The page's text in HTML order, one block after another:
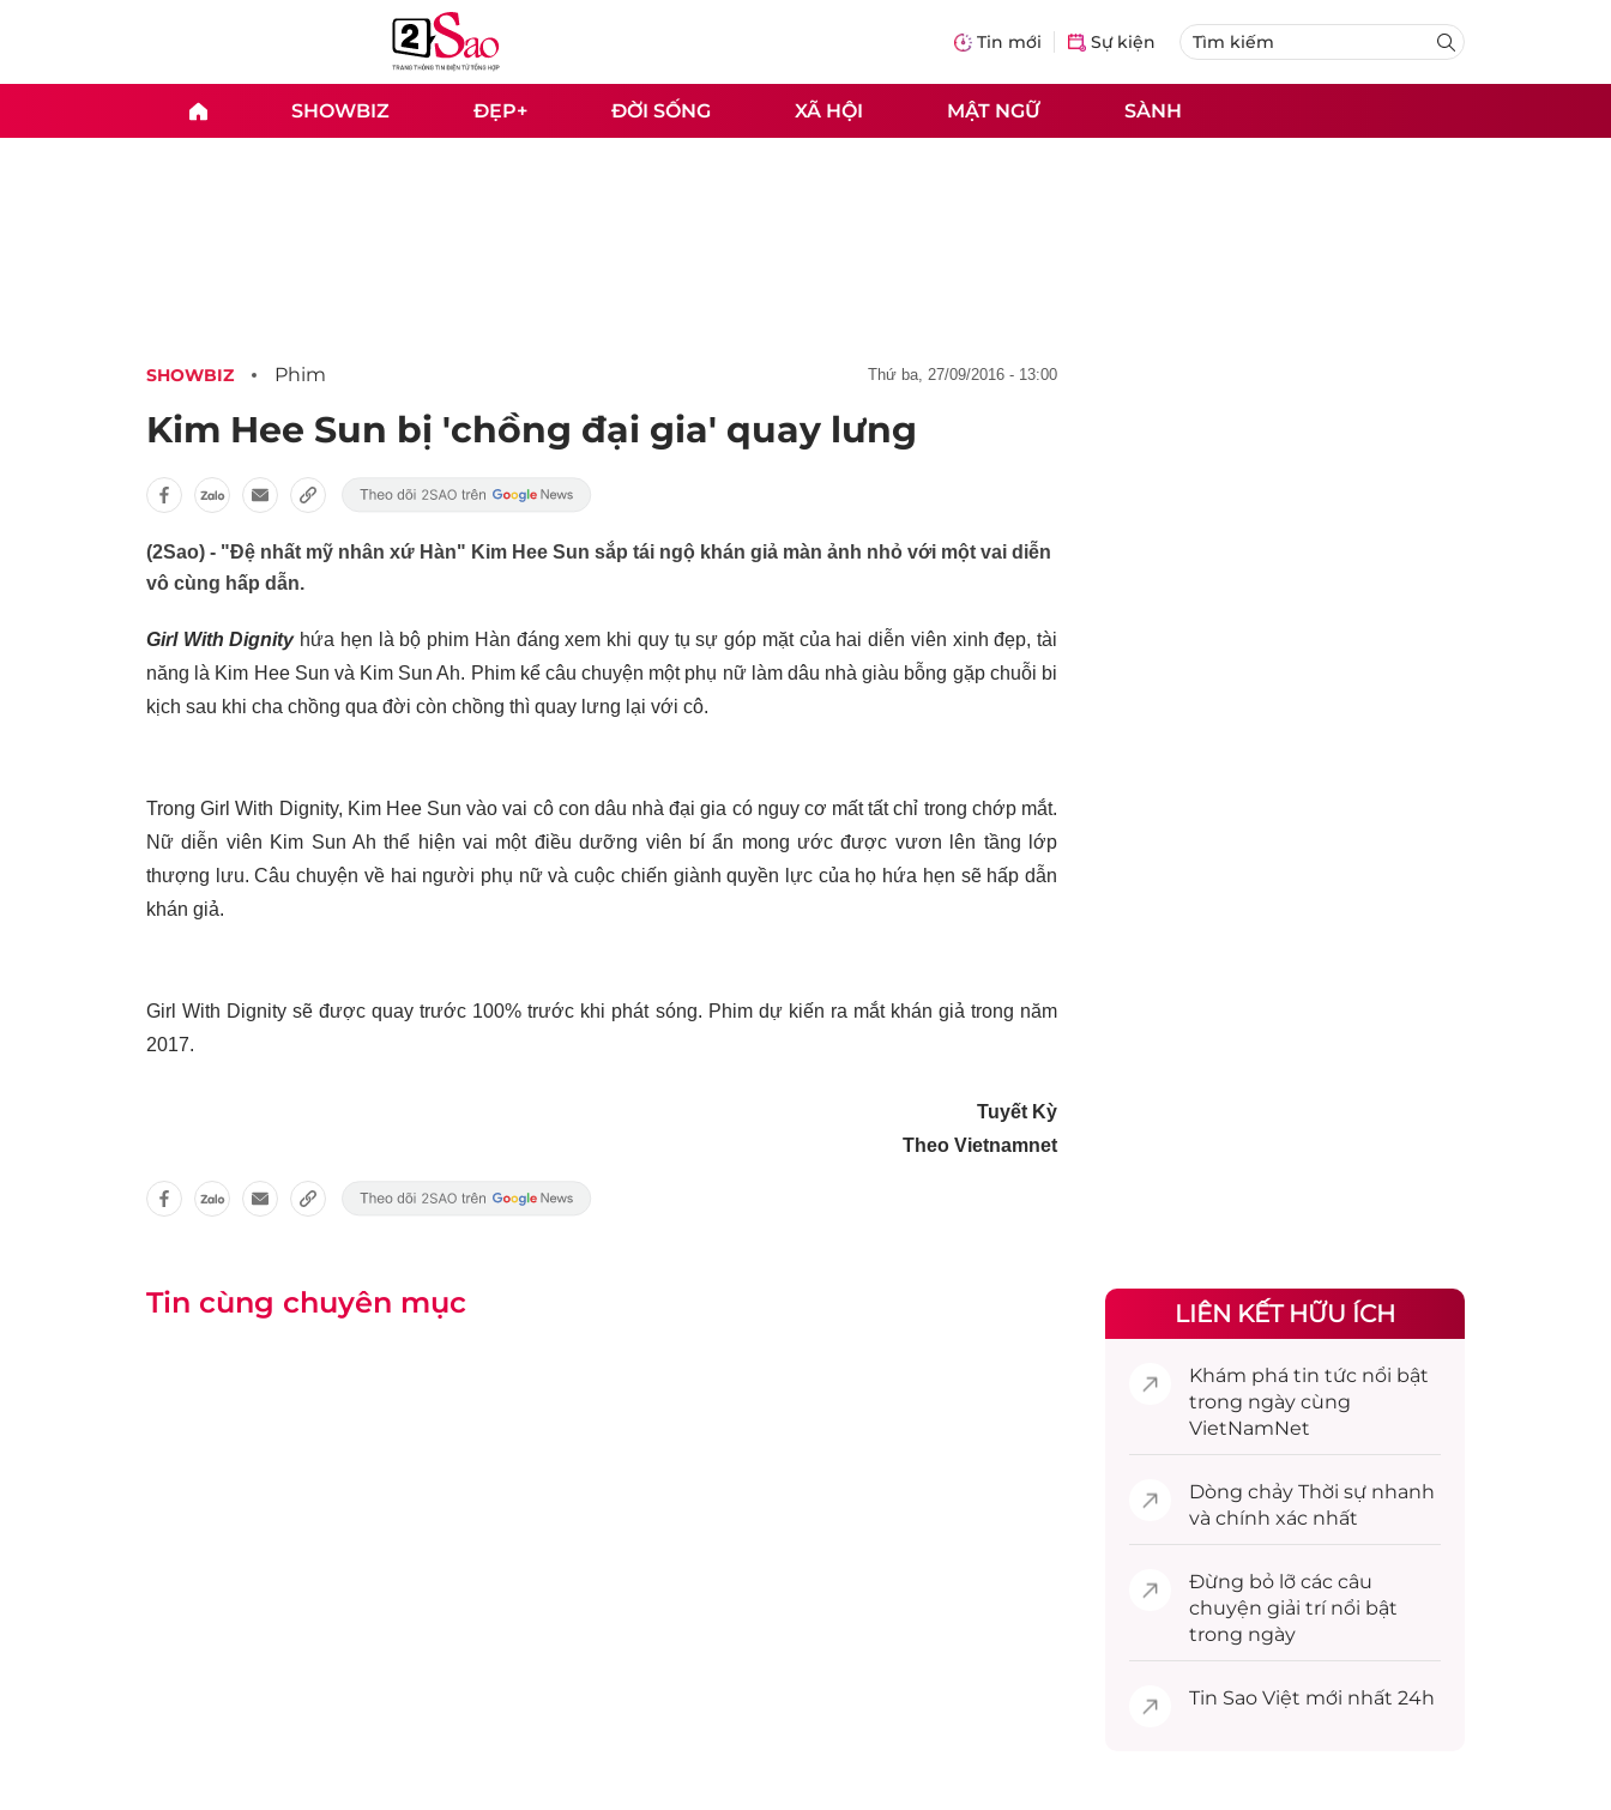
Tin mới Sự kiện
SHOWBIZ ĐẸP+ ĐỜI SỐNG XÃ HỘI MẬT NGỮ SÀNH
SHOWBIZ Phim thứ ba, 27/09/2016 - 13:00
Kim Hee Sun bị 'chồng đại gia' quay lưng
(2Sao) - "Đệ nhất mỹ nhân xứ Hàn" Kim Hee Sun sắp tái ngộ khán giả màn ảnh nhỏ với một vai diễn
vô cùng hấp dẫn.
Girl With Dignityhứa hẹn là bộ phim Hàn đáng xem khi quy tụ sự góp mặt của hai diễn viên xinh đẹp, tài
năng là Kim Hee Sun và Kim Sun Ah. Phim kể câu chuyện một phụ nữ làm dâu nhà giàu bỗng gặp chuỗi bi
kịch sau khi cha chồng qua đời còn chồng thì quay lưng lại với cô.
Trong Girl With Dignity, Kim Hee Sun vào vai cô con dâu nhà đại gia có nguy cơ mất tất chỉ trong chớp mắt.
Nữ diễn viên Kim Sun Ah thể hiện vai một điều dưỡng viên bí ẩn mong ước được vươn lên tầng lớp
thượng lưu. Câu chuyện về hai người phụ nữ và cuộc chiến giành quyền lực của họ hứa hẹn sẽ hấp dẫn
khán giả.
Girl With Dignity sẽ được quay trước 100% trước khi phát sóng. Phim dự kiến ra mắt khán giả trong năm
2017.
Tuyết Kỳ
Theo Vietnamnet
Tin cùng chuyên mục LIÊN KẾT HỮU ÍCH
Khám phá tin tức nổi bật
trong ngày cùng
VietNamNet
Dòng chảy Thời sự nhanh
và chính xác nhất
Đừng bỏ lỡ các câu
chuyện giải trínổi bật
trong ngày
Tin Sao Việt mới nhất 24h